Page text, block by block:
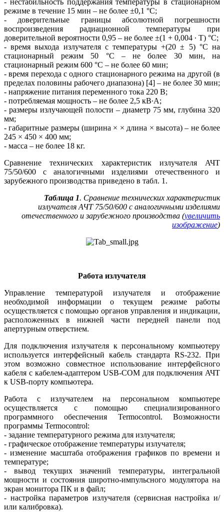
- нестабильность поддержания температуры в стационарном
режиме в течение 15 мин – не более ±0,1 °C;
- доверительные границы абсолютной погрешности
воспроизведения радиационной температуры при
доверительной вероятности 0,95 – не более ±(1 + 0,004 ∙ T) °C;
- время выхода излучателя с температуры +(20 ± 5) °C на
стационарный режим 50 °C – не более 30 мин, на
стационарный режим 600 °C – не более 60 мин;
- время перехода с одного стационарного режима на другой (в
пределах половины рабочего диапазона) [4] – не более 30 мин;
- напряжение питания переменного то­ка 220 В;
- потребляемая мощность – не более 2,5 кВ∙А;
- размеры излучающей полости – диаметр 75 мм, глубина 320
мм;
- габаритные размеры (ширина × × длина × высота) – не более
245 × 450 × 400 мм;
- масса – не более 18 кг.
Сравнение технических характеристик излучателя АЧТ
75/50/600 с аналогичными изделиями отечественного и
зарубежного производства приведено в табл. 1.
Таблица 1. Сравнение технических характеристик
излучателя АЧТ 75/50/600 с аналогичными изделиями
отечественного и зарубежного производства (увеличить
изображение)
Работа излучателя
Управление температурой излучателя и отображение
необходимой информации о текущем режиме работы
осуществляется с помощью органов управления и индикации,
расположенных в нижней части передней панели под
апертурным отверстием.
Для подключения излучателя к персональному компьютеру
используется интерфейсный кабель стандарта RS‑232. При
этом возможно совместное использование интерфейсного
кабеля с кабелем-адаптером USB-COM для подключения АЧТ
к USB-порту компьютера.
Работа с излучателем на персональном компьютере
осуществляется c помощью специализированного
программного обеспечения Ter­mo­cont­rol. Возможности
программы Termocontrol:
- задание температурного режима для излучателя;
- графическое отображение температуры излучателя;
- изменение масштаба отображения графиков по времени и
температуре;
- вывод текущих значений температуры, интегральной
мощности и состояния широтно-импульсного модулятора на
экран монитора ПК и в файл;
- настройка параметров излучателя (сервисная настройка и/
или калибровка).